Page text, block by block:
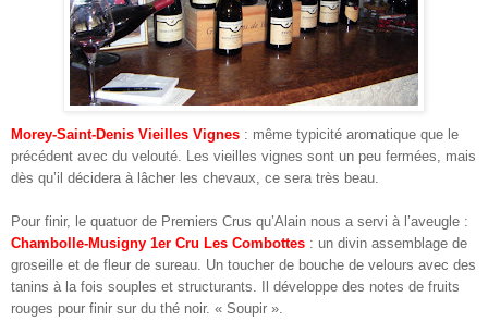
Morey-Saint-Denis Vieilles Vignes : même typicité aromatique que le
précédent avec du velouté. Les vieilles vignes sont un peu fermées, mais
dès qu’il décidera à lâcher les chevaux, ce sera très beau.
Pour finir, le quatuor de Premiers Crus qu’Alain nous a servi à l’aveugle :
Chambolle-Musigny 1er Cru Les Combottes : un divin assemblage de
groseille et de fleur de sureau. Un toucher de bouche de velours avec des
tanins à la fois souples et structurants. Il développe des notes de fruits
rouges pour finir sur du thé noir. « Soupir ».